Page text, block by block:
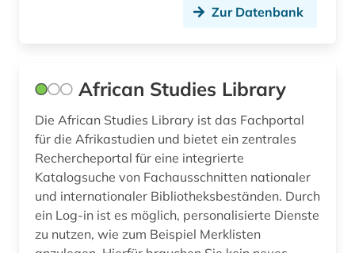
fid asien (4)
fid nordeuropa (1)
fid ost-, ostmittel- und südosteuropa (1)
fid ost-, ostmittel- und südosteuropa (1)
fid romanistik (1)
Zur Datenbank
African Studies Library
Die African Studies Library ist das Fachportal
für die Afrikastudien und bietet ein zentrales
Rechercheportal für eine integrierte
Katalogsuche von Fachausschnitten nationaler
und internationaler Bibliotheksbeständen. Durch
ein Log-in ist es möglich, personalisierte Dienste
zu nutzen, wie zum Beispiel Merklisten